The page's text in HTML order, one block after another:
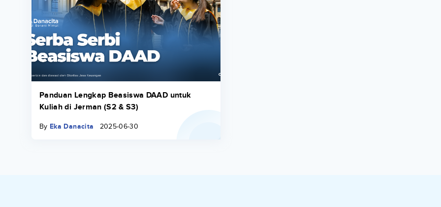
Panduan Lengkap Beasiswa DAAD untuk
Kuliah di Jerman (S2 & S3)
By Eka Danacita 2025-06-30